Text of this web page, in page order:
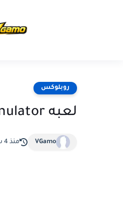
روبلوكس
لعبه Bakery Simulator (محاكات المخابز) في روبلكس
VGamo منذ 4 سنة